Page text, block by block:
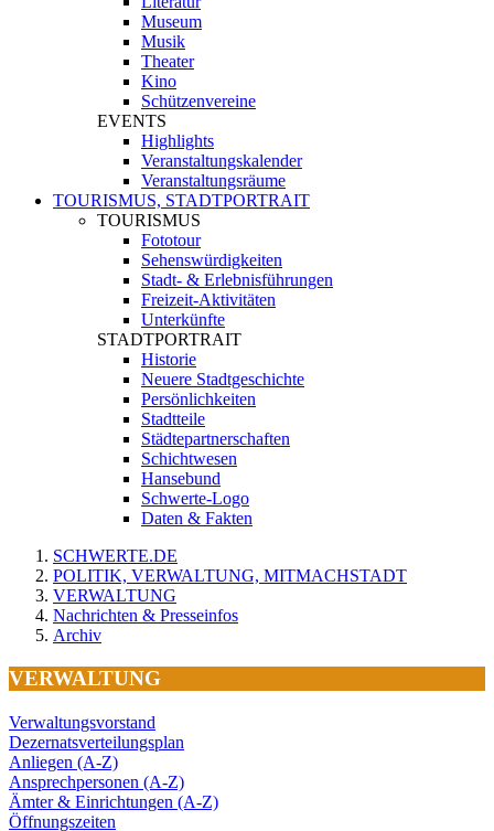
Museum
Musik
Theater
Kino
Schützenvereine
EVENTS
Highlights
Veranstaltungskalender
Veranstaltungsräume
TOURISMUS, STADTPORTRAIT
TOURISMUS
Fototour
Sehenswürdigkeiten
Stadt- & Erlebnisführungen
Freizeit-Aktivitäten
Unterkünfte
STADTPORTRAIT
Historie
Neuere Stadtgeschichte
Persönlichkeiten
Stadtteile
Städtepartnerschaften
Schichtwesen
Hansebund
Schwerte-Logo
Daten & Fakten
SCHWERTE.DE
POLITIK, VERWALTUNG, MITMACHSTADT
VERWALTUNG
Nachrichten & Presseinfos
Archiv
VERWALTUNG
Verwaltungsvorstand
Dezernatsverteilungsplan
Anliegen (A-Z)
Ansprechpersonen (A-Z)
Ämter & Einrichtungen (A-Z)
Öffnungszeiten